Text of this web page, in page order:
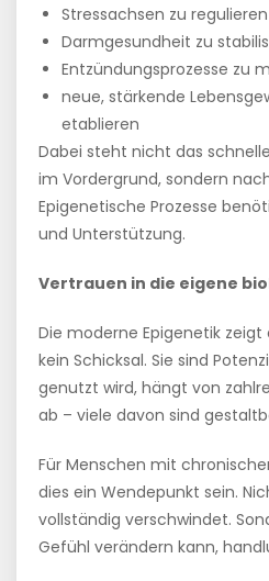
Stressachsen zu regulieren
Darmgesundheit zu
Entzündungsprozesse zu
neue, stärkende
etablieren
Dabei steht nicht das
im Vordergrund, sondern
Epigenetische Prozesse
und Unterstützung.
Vertrauen in die eigene
Die moderne Epigenetik zeigt
kein Schicksal. Sie sind
genutzt wird, hängt von
ab – viele davon sind
Für Menschen mit
dies ein Wendepunkt sein.
vollständig verschwindet.
Gefühl verändern kann,